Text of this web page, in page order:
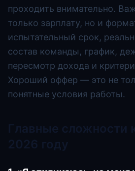
проходить внимательно.
только зарплату, но и
испытательный срок,
состав команды, график,
пересмотр дохода и
Хороший оффер — это не
понятные условия работы.
Главные сложности
2026 году